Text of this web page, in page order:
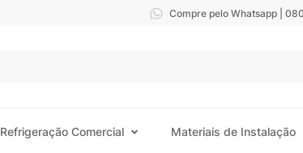
Compre pelo Whatsapp |
Refrigeração Comercial Materiais de Instalação